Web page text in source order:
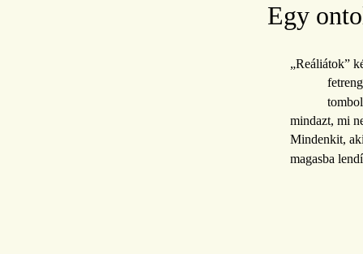
Egy
„Reáliátok”
mindazt, mi
Mindenkit,
magasba